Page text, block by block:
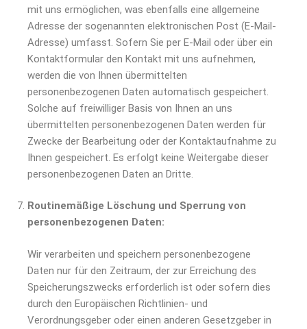
mit uns ermöglichen, was ebenfalls eine allgemeine
Adresse der sogenannten elektronischen Post (E-Mail-
Adresse) umfasst. Sofern Sie per E-Mail oder über ein
Kontaktformular den Kontakt mit uns aufnehmen,
werden die von Ihnen übermittelten
personenbezogenen Daten automatisch gespeichert.
Solche auf freiwilliger Basis von Ihnen an uns
übermittelten personenbezogenen Daten werden für
Zwecke der Bearbeitung oder der Kontaktaufnahme zu
Ihnen gespeichert. Es erfolgt keine Weitergabe dieser
personenbezogenen Daten an Dritte.
Routinemäßige Löschung und Sperrung von
personenbezogenen Daten:
Wir verarbeiten und speichern personenbezogene
Daten nur für den Zeitraum, der zur Erreichung des
Speicherungszwecks erforderlich ist oder sofern dies
durch den Europäischen Richtlinien- und
Verordnungsgeber oder einen anderen Gesetzgeber in